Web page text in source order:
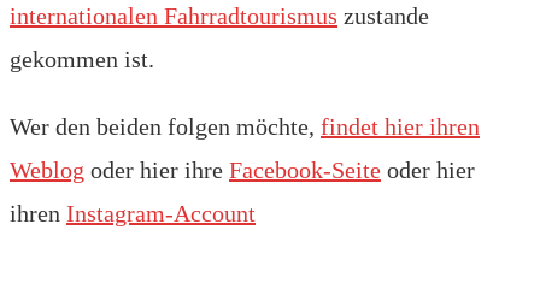
internationalen Fahrradtourismus zustande
gekommen ist.
Wer den beiden folgen möchte, findet hier ihren
Weblog oder hier ihre Facebook-Seite oder hier
ihren Instagram-Account